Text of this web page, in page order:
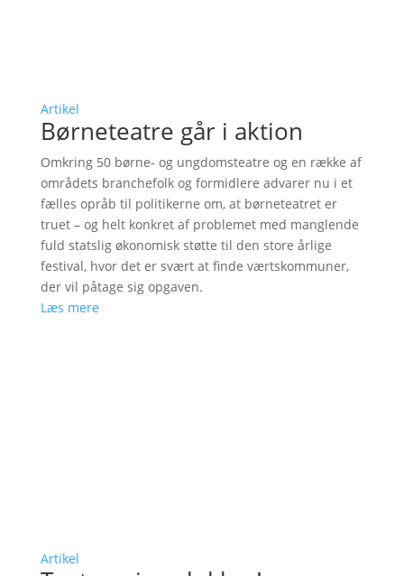
Artikel
Børneteatre går i aktion
Omkring 50 børne- og ungdomsteatre og en række af
områdets branchefolk og formidlere advarer nu i et
fælles opråb til politikerne om, at børneteatret er
truet – og helt konkret af problemet med manglende
fuld statslig økonomisk støtte til den store årlige
festival, hvor det er svært at finde værtskommuner,
der vil påtage sig opgaven.
Læs mere
Artikel